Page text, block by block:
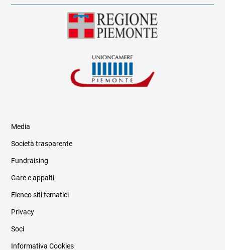
Informazioni legali e trasparenza
Media
Società trasparente
Fundraising
Gare e appalti
Elenco siti tematici
Privacy
Soci
Informativa Cookies